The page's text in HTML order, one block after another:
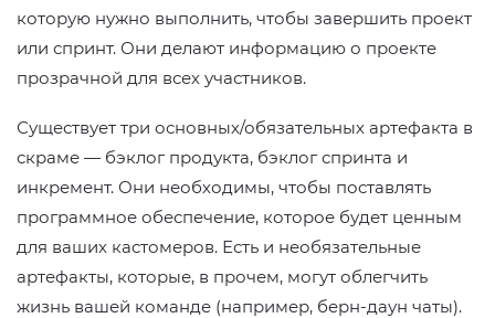
которую нужно выполнить, чтобы завершить проект
или спринт. Они делают информацию о проекте
прозрачной для всех участников.
Существует три основных/обязательных артефакта в
скраме — бэклог продукта, бэклог спринта и
инкремент. Они необходимы, чтобы поставлять
программное обеспечение, которое будет ценным
для ваших кастомеров. Есть и необязательные
артефакты, которые, в прочем, могут облегчить
жизнь вашей команде (например, берн-даун чаты).